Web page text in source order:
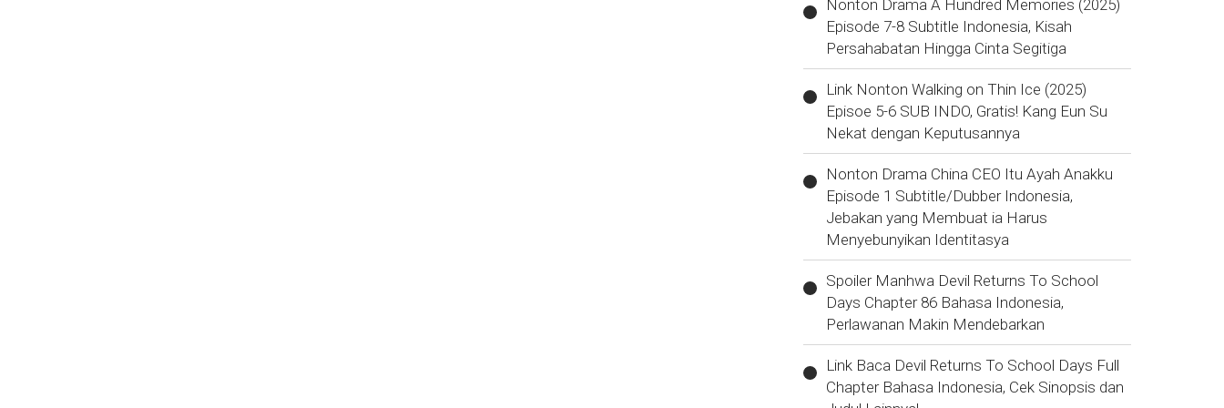
Nonton Drama A Hundred Memories (2025)
Episode 7-8 Subtitle Indonesia, Kisah
Persahabatan Hingga Cinta Segitiga
Link Nonton Walking on Thin Ice (2025)
Episoe 5-6 SUB INDO, Gratis! Kang Eun Su
Nekat dengan Keputusannya
Nonton Drama China CEO Itu Ayah Anakku
Episode 1 Subtitle/Dubber Indonesia,
Jebakan yang Membuat ia Harus
Menyebunyikan Identitasya
Spoiler Manhwa Devil Returns To School
Days Chapter 86 Bahasa Indonesia,
Perlawanan Makin Mendebarkan
Link Baca Devil Returns To School Days Full
Chapter Bahasa Indonesia, Cek Sinopsis dan